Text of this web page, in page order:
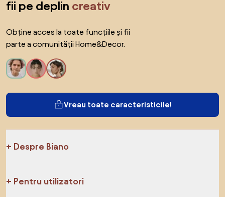
fii pe deplin creativ
Obține acces la toate funcțiile și fii
parte a comunității Home&Decor.
Vreau toate caracteristicile!
Despre Biano
Pentru utilizatori